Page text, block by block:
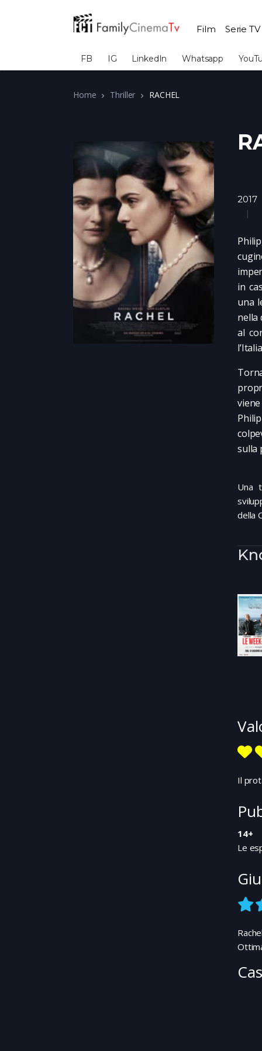
Film Serie TV
FB IG LinkedIn Whatsapp
Home Thriller RACHEL
2017
in
una
nella
al
sulla
Una
della
Il
14+
Le